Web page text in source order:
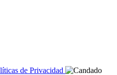
de Privacidad